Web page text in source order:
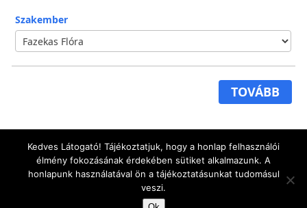
Szakember
TOVÁBB
Az oldal tulajdonosaKp-Expert Kft.2026 - Minden jog
fenntartva!
Kedves Látogató! Tájékoztatjuk, hogy a honlap felhasználói
élmény fokozásának érdekében sütiket alkalmazunk. A
honlapunk használatával ön a tájékoztatásunkat tudomásul
veszi.